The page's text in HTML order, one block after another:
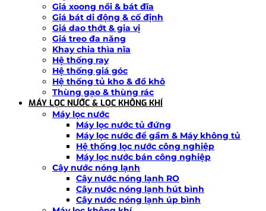
Giá xoong nồi & bát đĩa
Giá bát di động & cố định
Giá dao thớt & gia vị
Giá treo đa năng
Khay chia thìa nĩa
Hệ thống ray
Hệ thống giá góc
Hệ thống tủ kho & đồ khô
Thùng gạo & thùng rác
MÁY LỌC NƯỚC & LỌC KHÔNG KHÍ
Máy lọc nước
Máy lọc nước tủ đứng
Máy lọc nước để gầm & Máy không tủ
Hệ thống lọc nước công nghiệp
Máy lọc nước bán công nghiệp
Cây nước nóng lạnh
Cây nước nóng lạnh RO
Cây nước nóng lạnh hút bình
Cây nước nóng lạnh úp bình